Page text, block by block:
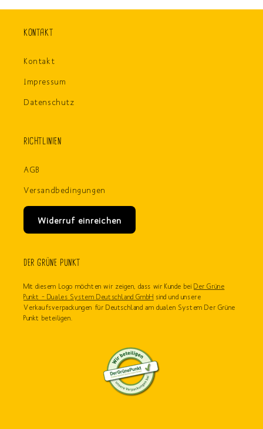
KONTAKT
Kontakt
Impressum
Datenschutz
RICHTLINIEN
AGB
Versandbedingungen
Widerruf einreichen
DER GRÜNE PUNKT
Mit diesem Logo möchten wir zeigen, dass wir Kunde beiDer Grüne
Punkt – Duales System Deutschland GmbH sind und unsere
Verkaufsverpackungen für Deutschland am dualen System Der Grüne
Punkt beteiligen.